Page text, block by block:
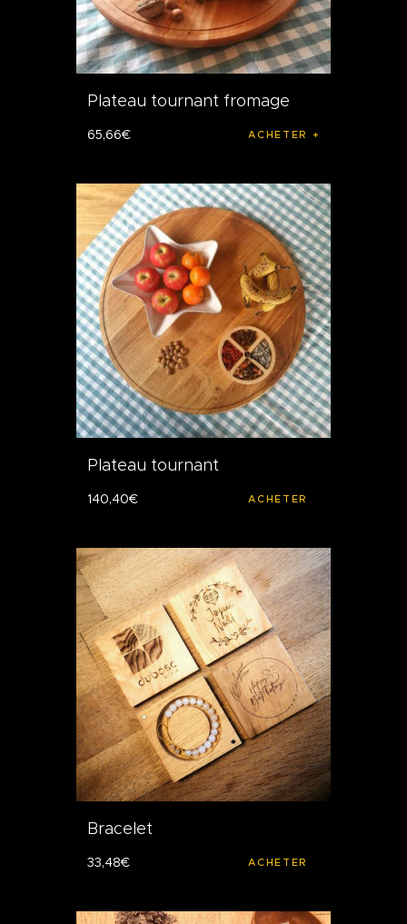
Plateau tournant fromage
65,66€ ACHETER
Plateau tournant
140,40€ ACHETER
Bracelet
33,48€ ACHETER